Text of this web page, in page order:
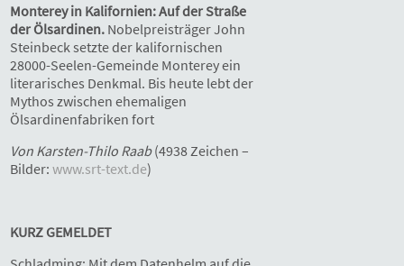
Monterey in Kalifornien: Auf der Straße
der Ölsardinen. Nobelpreisträger John
Steinbeck setzte der kalifornischen
28000-Seelen-Gemeinde Monterey ein
literarisches Denkmal. Bis heute lebt der
Mythos zwischen ehemaligen
Ölsardinenfabriken fort
Von Karsten-Thilo Raab(4938 Zeichen –
Bilder: www.srt-text.de)
KURZ GEMELDET